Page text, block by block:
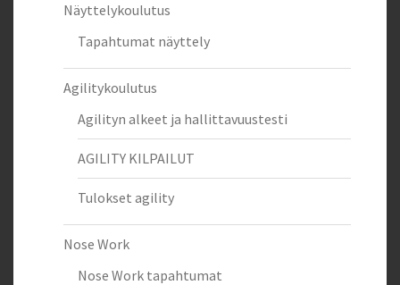
Näyttelykoulutus
Tapahtumat näyttely
Agilitykoulutus
Agilityn alkeet ja hallittavuustesti
AGILITY KILPAILUT
Tulokset agility
Nose Work
Nose Work tapahtumat